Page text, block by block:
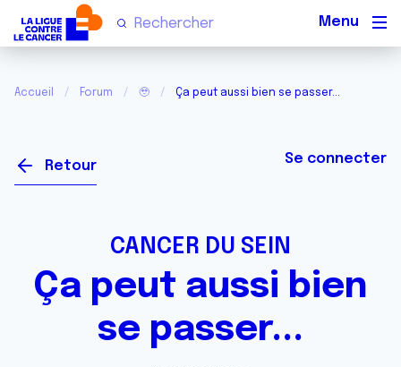
Accueil Forum 🥹 Ça peut aussi bien se passer...
Retour Se connecter
CANCER DU SEIN
Ça peut aussi bien
se passer...